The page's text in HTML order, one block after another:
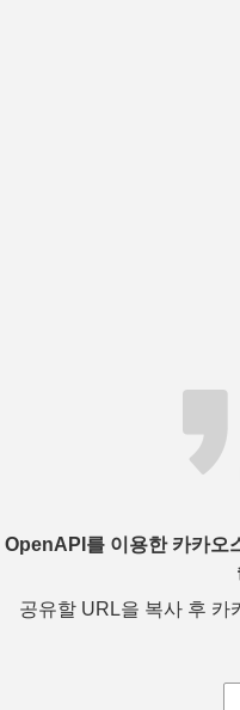
OpenAPI를 이용한 카카오
공유할 URL을 복사 후 카